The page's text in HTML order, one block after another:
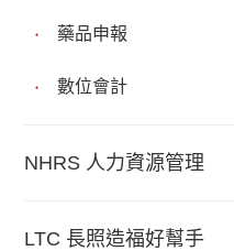
藥品申報
數位會計
NHRS 人力資源管理
LTC 長照造福好幫手